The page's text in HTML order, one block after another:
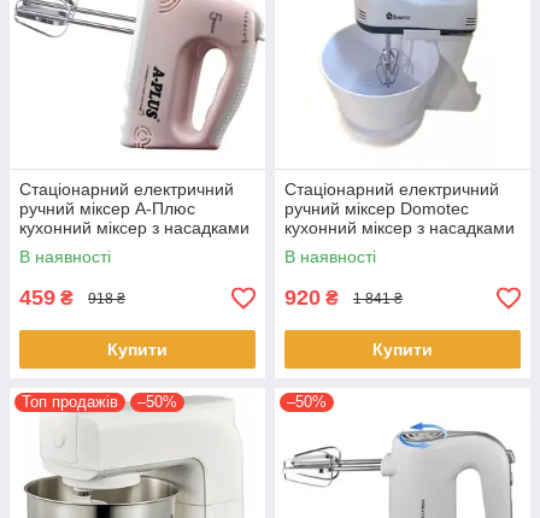
Стаціонарний електричний
ручний міксер А-Плюс
кухонний міксер з насадками
для замішування крутого
тіста
В наявності
459 ₴ 918 ₴
Купити
Стаціонарний електричний
ручний міксер Domotec
кухонний міксер з насадками
для замішування крутого
тіста
В наявності
920 ₴ 1 841 ₴
Купити
Топ продажів –50% –50%